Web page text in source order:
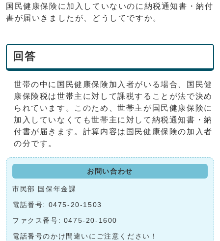
国民健康保険に加入していないのに納税通知書・納付
書が届いきましたが、どうしてですか。
回答
世帯の中に国民健康保険加入者がいる場合、国民健
康保険税は世帯主に対して課税することが法で決め
られています。このため、世帯主が国民健康保険に
加入していなくても世帯主に対して納税通知書・納
付書が届きます。計算内容は国民健康保険の加入者
の分です。
お問い合わせ
市民部 国保年金課
電話番号: 0475-20-1503
ファクス番号: 0475-20-1600
電話番号のかけ間違いにご注意ください！